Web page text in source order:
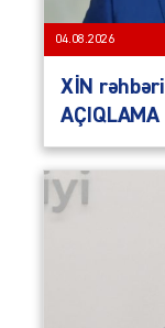
04.08.2026
XİN
AÇIQLAMA